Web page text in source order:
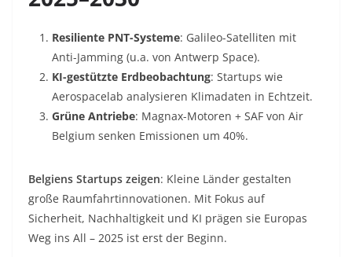
Resiliente PNT-Systeme: Galileo-Satelliten mit
Anti-Jamming (u.a. von Antwerp Space).
KI-gestützte Erdbeobachtung: Startups wie
Aerospacelab analysieren Klimadaten in Echtzeit.
Grüne Antriebe: Magnax-Motoren + SAF von Air
Belgium senken Emissionen um 40%.
Belgiens Startups zeigen: Kleine Länder gestalten
große Raumfahrtinnovationen. Mit Fokus auf
Sicherheit, Nachhaltigkeit und KI prägen sie Europas
Weg ins All – 2025 ist erst der Beginn.